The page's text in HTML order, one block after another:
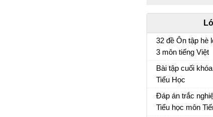
32 đề Ôn tập hè
3 môn tiếng Việt
Bài tập ôn hè lớp
Bài tập cuối
Tiểu Học
Bài tập cuối
Đáp án trắc
Tiểu học môn